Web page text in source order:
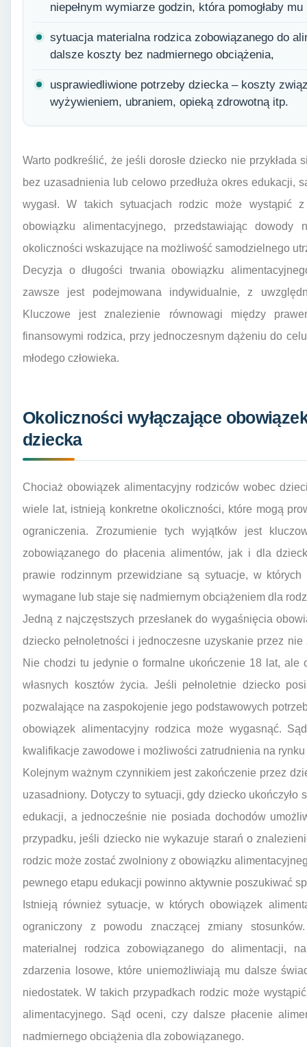
niepełnym wymiarze godzin, która pomogłaby
sytuacja materialna rodzica zobowiązanego do
dalsze koszty bez nadmiernego obciążenia,
usprawiedliwione potrzeby dziecka – koszty
wyżywieniem, ubraniem, opieką zdrowotną itp.
Warto podkreślić, że jeśli dorosłe dziecko nie
bez uzasadnienia lub celowo przedłuża okres edukacji,
wygasł. W takich sytuacjach rodzic może wystąpić
obowiązku alimentacyjnego, przedstawiając
okoliczności wskazujące na możliwość samodzielnego
Decyzja o długości trwania obowiązku
zawsze jest podejmowana indywidualnie, z
Kluczowe jest znalezienie równowagi między
finansowymi rodzica, przy jednoczesnym dążeniu do
młodego człowieka.
Okoliczności wyłączające
dziecka
Chociaż obowiązek alimentacyjny rodziców wobec
wiele lat, istnieją konkretne okoliczności, które mogą
ograniczenia. Zrozumienie tych wyjątków jest
zobowiązanego do płacenia alimentów, jak i dla
prawie rodzinnym przewidziane są sytuacje, w
wymagane lub staje się nadmiernym obciążeniem dla
Jedną z najczęstszych przesłanek do wygaśnięcia
dziecko pełnoletności i jednoczesne uzyskanie przez
Nie chodzi tu jedynie o formalne ukończenie 18 lat, ale
własnych kosztów życia. Jeśli pełnoletnie dziecko
pozwalające na zaspokojenie jego podstawowych
obowiązek alimentacyjny rodzica może wygasnąć.
kwalifikacje zawodowe i możliwości zatrudnienia na rynku
Kolejnym ważnym czynnikiem jest zakończenie przez
uzasadniony. Dotyczy to sytuacji, gdy dziecko ukończyło
edukacji, a jednocześnie nie posiada dochodów
przypadku, jeśli dziecko nie wykazuje starań o
rodzic może zostać zwolniony z obowiązku
pewnego etapu edukacji powinno aktywnie poszukiwać
Istnieją również sytuacje, w których obowiązek
ograniczony z powodu znaczącej zmiany
materialnej rodzica zobowiązanego do alimentacji,
zdarzenia losowe, które uniemożliwiają mu dalsze
niedostatek. W takich przypadkach rodzic może
alimentacyjnego. Sąd oceni, czy dalsze płacenie
nadmiernego obciążenia dla zobowiązanego.